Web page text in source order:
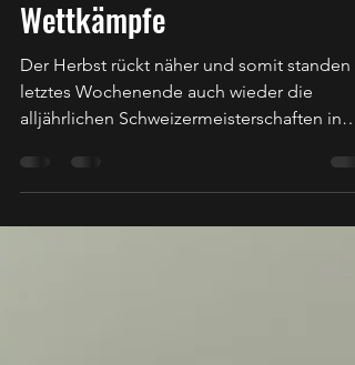
1. Sept. 2020
Ein Wochenende voller
Wettkämpfe
letztes Wochenende auch wieder die
Thun auf dem...